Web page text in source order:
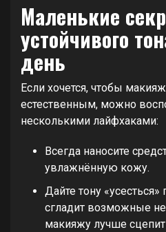
Маленькие
устойчивого
день
Если хочется, чтобы
естественным, можно
несколькими лайфхаками:
Всегда наносите
увлажнённую кожу.
Дайте тону
сгладит возможные
макияжу лучше